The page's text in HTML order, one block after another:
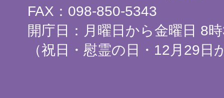
FAX：098-850-5343
開庁日：月曜日から金曜日 8
（祝日・慰霊の日・12月29日